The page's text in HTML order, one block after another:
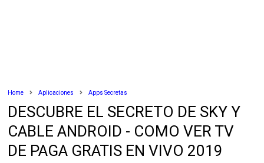
Home Aplicaciones Apps Secretas
DESCUBRE EL SECRETO DE SKY Y
CABLE ANDROID - COMO VER TV
DE PAGA GRATIS EN VIVO 2019